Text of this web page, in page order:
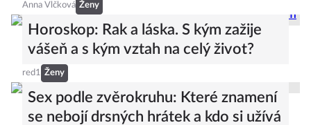
Anna Vlčková Ženy
Horoskop: Rak a láska. S kým zažije
vášeň a s kým vztah na celý život?
red1 Ženy
Sex podle zvěrokruhu: Které znamení
se nebojí drsných hrátek a kdo si užívá